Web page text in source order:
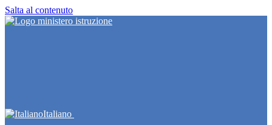
Salta al contenuto
Italiano